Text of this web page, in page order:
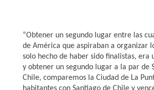
“Obtener un segundo lugar entre las
de América que aspiraban a organizar
solo hecho de haber sido finalistas, era
y obtener un segundo lugar a la par de
Chile, comparemos la Ciudad de La